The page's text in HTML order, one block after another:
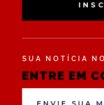
SUA NOTÍCIA
ENTRE EM